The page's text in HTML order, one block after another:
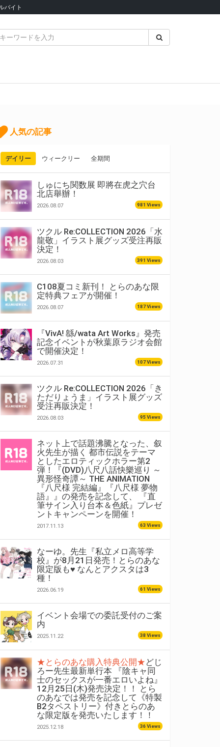
バイト
人気の記事
デイリー ウィークリー 全期間
しゅにち関数展 即將在虎之穴台
北店舉辦！
2026.08.07 981 Views
ツクル Re:COLLECTION 2026「水
龍敬」イラスト展グッズ受注再販
決定！
2026.08.03 391 Views
C108夏コミ新刊！ とらのあな限
定特典フェアが開催！
2026.08.07 187 Views
『VivA! 緜/wata Art Works』発売
記念イベントが秋葉原ラジオ会館
で開催決定！
2026.07.31 107 Views
ツクル Re:COLLECTION 2026「き
ただりょうま」イラスト展グッズ
受注再販決定！
2026.08.03 95 Views
ネット上で話題沸騰となった、叙
火先生が描く 都市伝説をテーマ
としたエロティックホラー第2
弾！『(DVD)八尺八話快樂巡り ～
異形怪奇譚～ THE ANIMATION
『八尺様 完結編』『八尺様 夢物
語』』の発売を記念して、 『直
筆サイン入り台本＆色紙』プレゼ
ントキャンペーンを開催！
2017.11.13 63 Views
なーゆ。先生『私立メロ高等学
校』が8月21日発売！とらのあな
限定版も♥ なんとアクスタは3
種！
2026.06.19 61 Views
イベント会場での委託受付のご案
内
2025.11.22 38 Views
★とらのあな購入特典公開★どじ
ろー先生最新単行本 『陰キャ同
士のセックスが一番エロいよね』
12月25日(木)発売決定！！ とら
のあなでは発売を記念して《特製
B2タペストリー》付きとらのあ
な限定版を発売いたします！！
2025.12.18 36 Views